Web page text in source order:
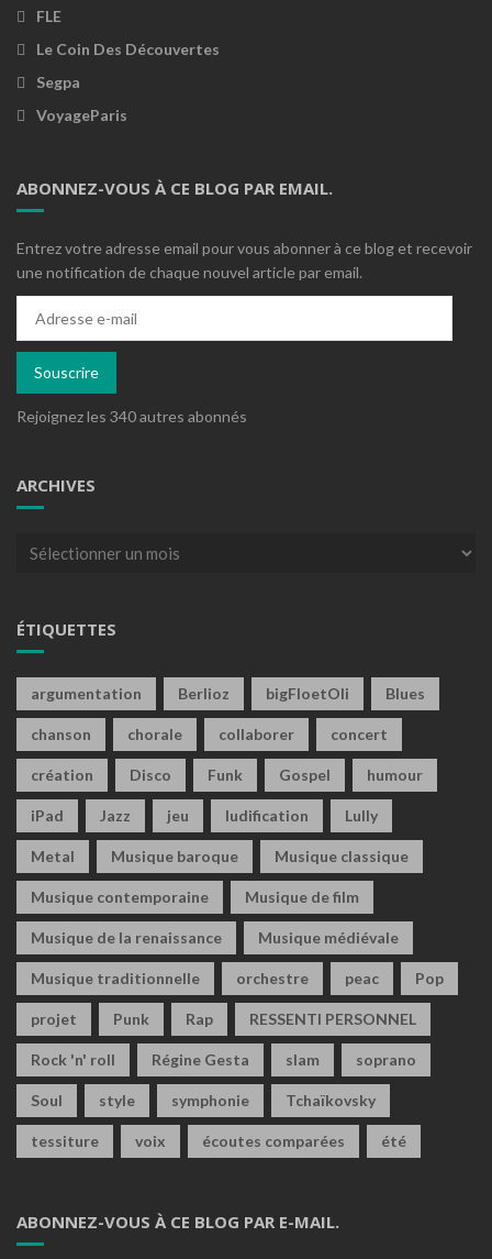
FLE
Le Coin Des Découvertes
Segpa
VoyageParis
ABONNEZ-VOUS À CE BLOG PAR EMAIL.
Entrez votre adresse email pour vous abonner à ce blog et recevoir
une notification de chaque nouvel article par email.
mail
Souscrire
Rejoignez les 340 autres abonnés
ARCHIVES
Archives
ÉTIQUETTES
argumentation Berlioz bigFloetOli Blues
chanson chorale collaborer concert
création Disco Funk Gospel humour
iPad Jazz jeu ludification Lully
Metal Musique baroque Musique classique
Musique contemporaine Musique de film
Musique de la renaissance Musique médiévale
Musique traditionnelle orchestre peac Pop
projet Punk Rap RESSENTI PERSONNEL
Rock 'n' roll Régine Gesta slam soprano
Soul style symphonie Tchaïkovsky
tessiture voix écoutes comparées été
ABONNEZ-VOUS À CE BLOG PAR E-MAIL.